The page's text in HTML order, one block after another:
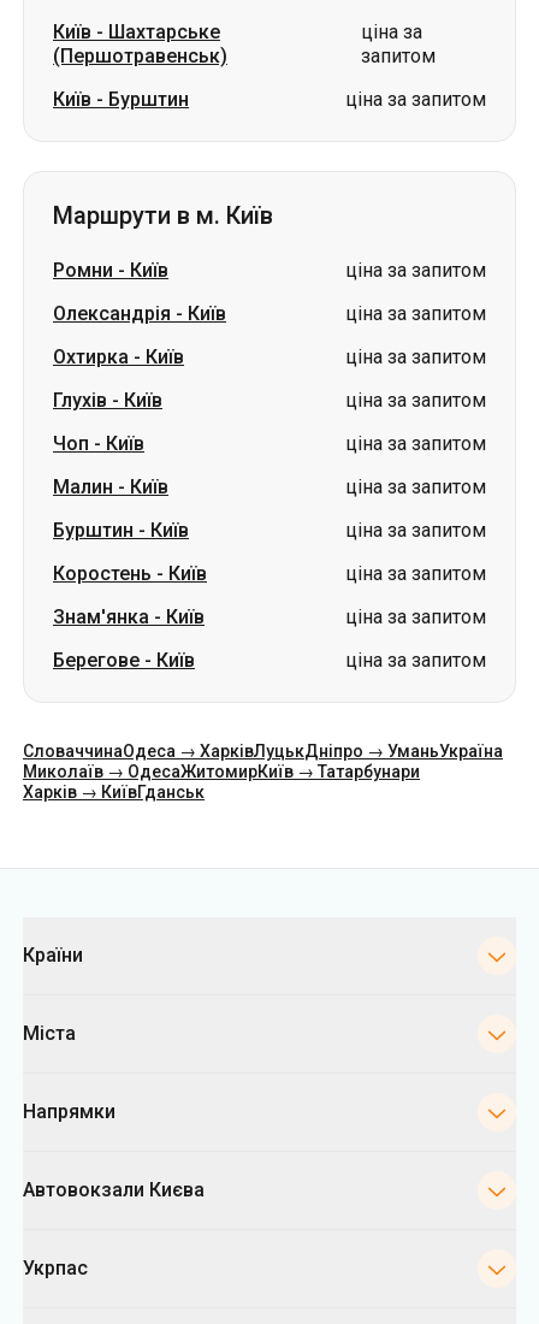
Київ - Шахтарське
(Першотравенськ)
ціна за
запитом
Київ - Бурштин ціна за запитом
Маршрути в м. Київ
Ромни - Київ
ціна за запитом
Олександрія - Київ
ціна за запитом
Охтирка - Київ
ціна за запитом
Глухів - Київ
ціна за запитом
Чоп - Київ
ціна за запитом
Малин - Київ
ціна за запитом
Бурштин - Київ
ціна за запитом
Коростень - Київ
ціна за запитом
Знам'янка - Київ
ціна за запитом
Берегове - Київ ціна за запитом
СловаччинаОдеса → ХарківЛуцькДніпро → УманьУкраїна
Миколаїв → ОдесаЖитомирКиїв → Татарбунари
Харків → КиївГданськ
Країни
Міста
Напрямки
Автовокзали Києва
Укрпас